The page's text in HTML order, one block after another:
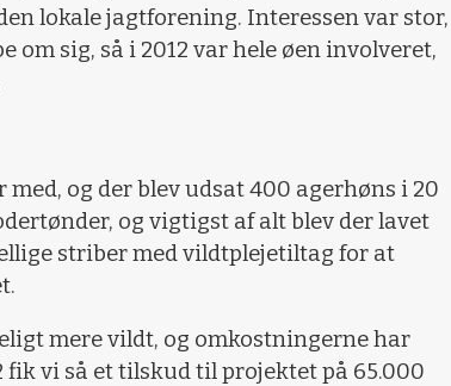
lokale jagtforening. Interessen var stor,
om sig, så i 2012 var hele øen involveret,
og der blev udsat 400 agerhøns i 20
og vigtigst af alt blev der lavet
striber med vildtplejetiltag for at
mere vildt, og omkostningerne har
fik vi så et tilskud til projektet på 65.000